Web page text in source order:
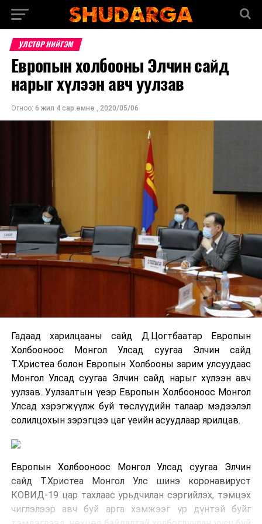
УЛСТӨР НИЙГЭМ
Европын холбооны Элчин сайд
нарыг хүлээн авч уулзав
Огноо: 6 жил 4 сар.өмнө , 2020/05/06
Гадаад харилцааны сайд Д.Цогтбаатар Европын
Холбооноос Монгол Улсад суугаа Элчин сайд
Т.Христеа болон Европын Холбооны зарим улсуудаас
Монгол Улсад суугаа Элчин сайд нарыг хүлээн авч
уулзав. Уулзалтын үеэр Европын Холбооноос Монгол
Улсад хэрэгжүүлж буй төслүүдийн талаар мэдээлэл
солилцохын зэрэгцээ цаг үеийн асуудлаар ярилцав.
Европын Холбооноос Монгол Улсад суугаа Элчин
сайд Т.Христеа Монгол Улс шинэ коронавируст
КОВИД-19 цар тахлаас урьдчилан сэргийлэх, тэмцэх
чиглэлээр авч буй арга хэмжээг үр дүнтэй буйг